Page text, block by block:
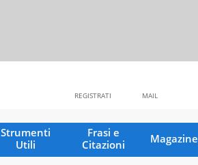
MAIL
REGISTRATI
Strumenti
Utili
Frasi e
Citazioni
Magazine